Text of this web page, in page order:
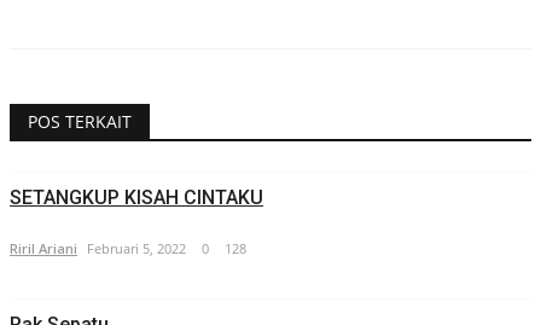
POS TERKAIT
SETANGKUP KISAH CINTAKU
Riril Ariani Februari 5, 2022 0 128